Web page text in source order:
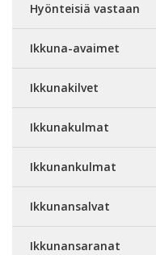
Hyönteisiä vastaan
Ikkuna-avaimet
Ikkunakilvet
Ikkunakulmat
Ikkunankulmat
Ikkunansalvat
Ikkunansaranat